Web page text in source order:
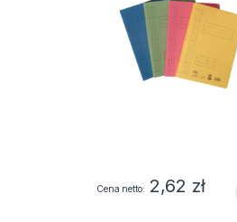
Cena netto 2,62 zł